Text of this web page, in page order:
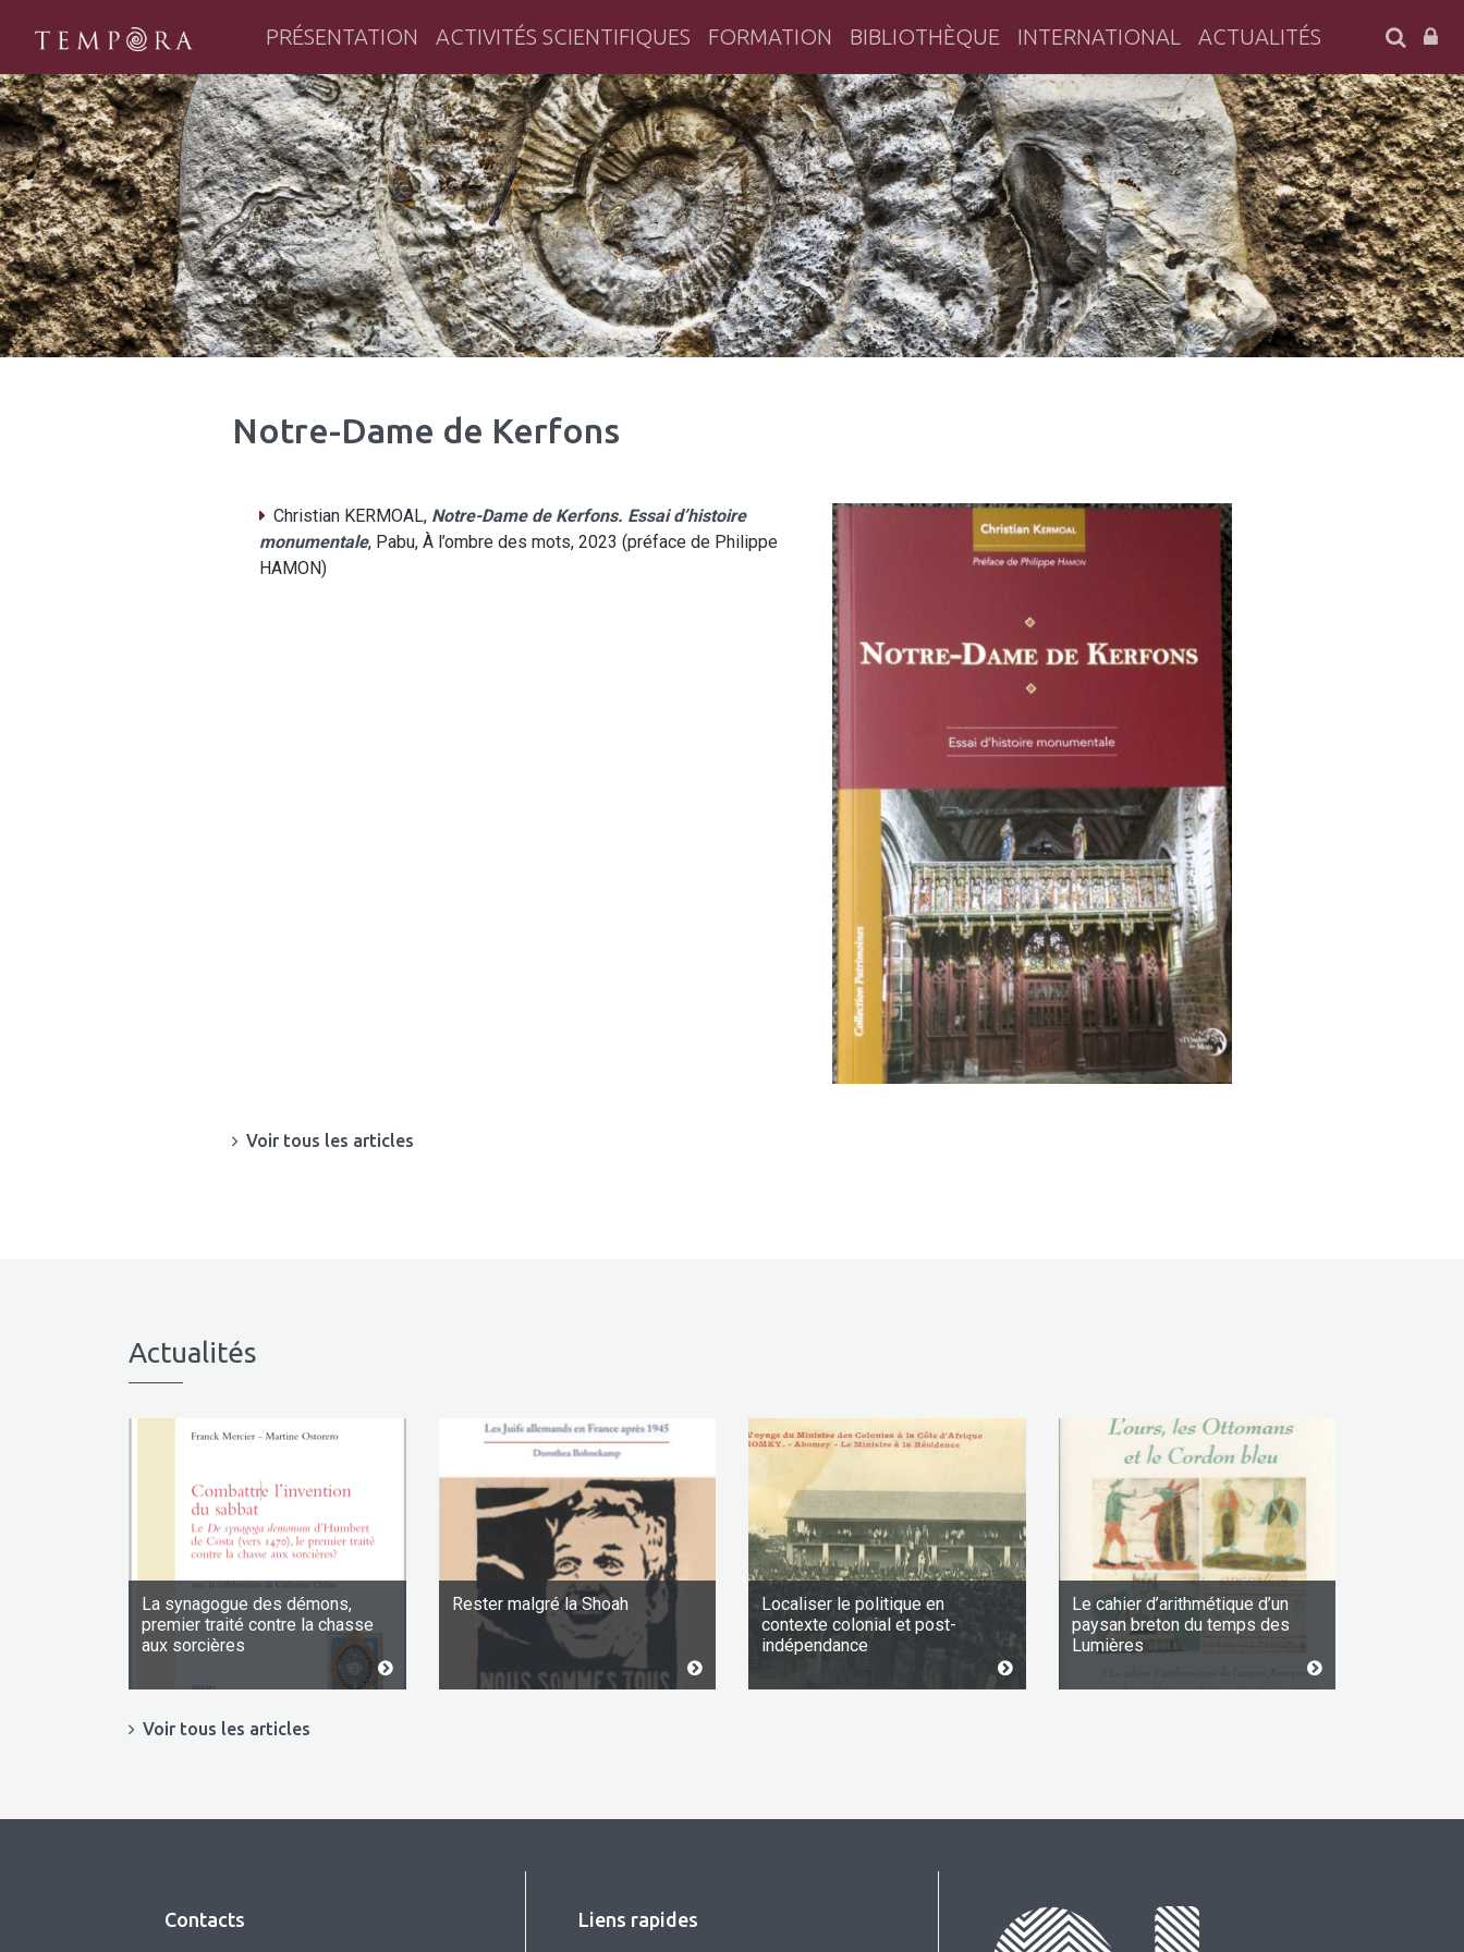
TEMPORA
Tempora : un pôle majeur de la recherche historique en Bretagne
PRÉSENTATION ACTIVITÉS SCIENTIFIQUES FORMATION BIBLIOTHÈQUE INTERNATIONAL ACTUALITÉS
Notre-Dame de Kerfons
Christian KERMOAL, Notre-Dame de Kerfons. Essai d’histoire
monumentale, Pabu, À l’ombre des mots, 2023 (préface de Philippe
HAMON)
Voir tous les articles
Actualités
La synagogue des démons,
premier traité contre la chasse
aux sorcières
Rester malgré la Shoah
Localiser le politique en
contexte colonial et post-
indépendance
Le cahier d’arithmétique d’un
paysan breton du temps des
Lumières
Voir tous les articles
Contacts Liens rapides